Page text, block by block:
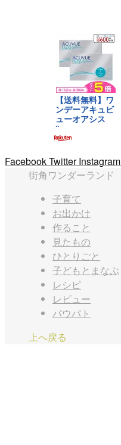
FacebookTwitter Instagram
街角ワンダーランド
子育て
お出かけ
作ること
見たもの
ひとりごと
子どもとまなぶ
レシピ
レビュー
パウパト
上へ戻る